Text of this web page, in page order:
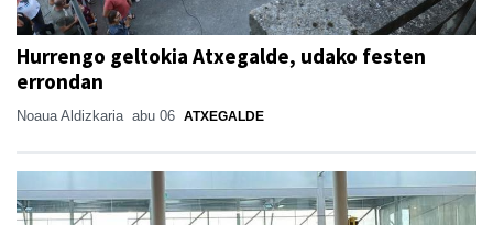
Hurrengo geltokia Atxegalde, udako festen
errondan
Noaua Aldizkaria abu 06 ATXEGALDE